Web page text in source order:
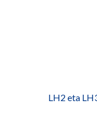
LH2 eta